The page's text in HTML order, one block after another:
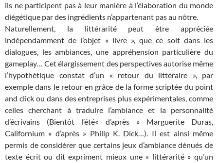
ils ne participent pas à leur manière à l’élaboration du monde
diégétique par des ingrédients n’appartenant pas au nôtre.
Naturellement, la littérarité peut être appréciée
indépendamment de l’objet « livre », que ce soit dans les
dialogues, les ambiances, une appréhension particulière du
gameplay… Cet élargissement des perspectives autorise même
l’hypothétique constat d’un « retour du littéraire », par
exemple dans le retour en grâce de la forme scriptée du point
and click ou dans des entreprises plus expérimentales, comme
celles cherchant à traduire l’ambiance et la personnalité
d’écrivains (Bientôt l’été« d’après » Marguerite Duras,
Californium « d’après » Philip K. Dick…). Il est ainsi même
permis de considérer que certains jeux d’ambiance dénués de
texte écrit ou dit expriment mieux une « littérarité » qu’un